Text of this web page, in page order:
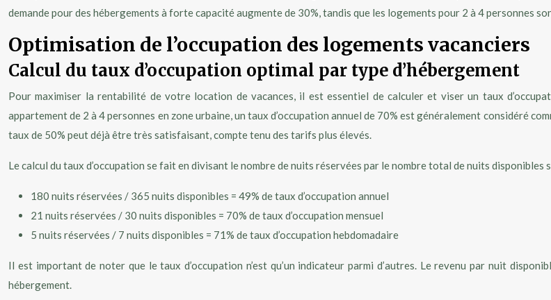
demande pour des hébergements à forte capacité augmente de 30%, tandis que les logements pour 2 à 4 personnes
Optimisation de l’occupation des logements vacanciers
Calcul du taux d’occupation optimal par type d’hébergement
Pour maximiser la rentabilité de votre location de vacances, il est essentiel de calculer et viser un taux
appartement de 2 à 4 personnes en zone urbaine, un taux d’occupation annuel de 70% est généralement considéré
taux de 50% peut déjà être très satisfaisant, compte tenu des tarifs plus élevés.
Le calcul du taux d’occupation se fait en divisant le nombre de nuits réservées par le nombre total de nuits disponibles
180 nuits réservées / 365 nuits disponibles = 49% de taux d’occupation annuel
21 nuits réservées / 30 nuits disponibles = 70% de taux d’occupation mensuel
5 nuits réservées / 7 nuits disponibles = 71% de taux d’occupation hebdomadaire
Il est important de noter que le taux d’occupation n’est qu’un indicateur parmi d’autres. Le revenu par nuit
hébergement.